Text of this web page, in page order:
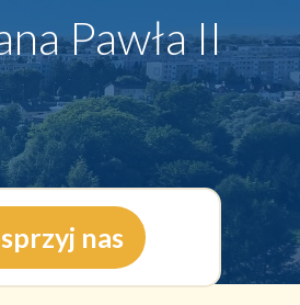
Pawła II
nas